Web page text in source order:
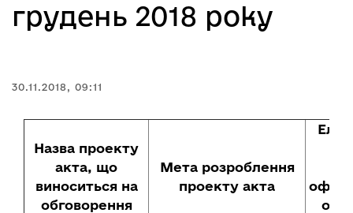
грудень 2018 року
30.11.2018, 09:11
Назва проекту
акта, що
виноситься на
обговорення
Мета розроблення
проекту акта